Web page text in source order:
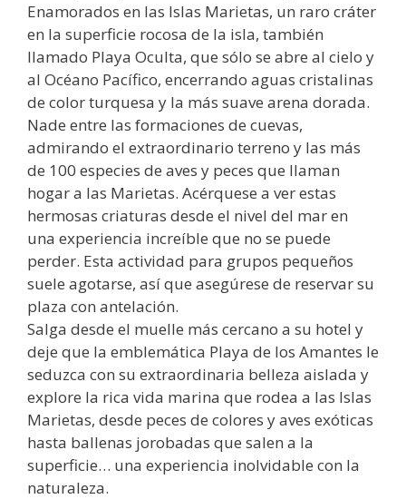
Enamorados en las Islas Marietas, un raro cráter
en la superficie rocosa de la isla, también
llamado Playa Oculta, que sólo se abre al cielo y
al Océano Pacífico, encerrando aguas cristalinas
de color turquesa y la más suave arena dorada.
Nade entre las formaciones de cuevas,
admirando el extraordinario terreno y las más
de 100 especies de aves y peces que llaman
hogar a las Marietas. Acérquese a ver estas
hermosas criaturas desde el nivel del mar en
una experiencia increíble que no se puede
perder. Esta actividad para grupos pequeños
suele agotarse, así que asegúrese de reservar su
plaza con antelación.
Salga desde el muelle más cercano a su hotel y
deje que la emblemática Playa de los Amantes le
seduzca con su extraordinaria belleza aislada y
explore la rica vida marina que rodea a las Islas
Marietas, desde peces de colores y aves exóticas
hasta ballenas jorobadas que salen a la
superficie… una experiencia inolvidable con la
naturaleza.